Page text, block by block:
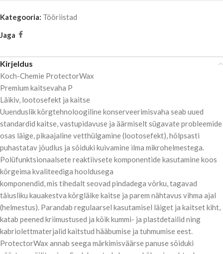
Kategooria: Tööriistad
Jaga
Kirjeldus
Koch-Chemie ProtectorWax
Premium kaitsevaha P
Läikiv, lootosefekt ja kaitse
Uuenduslik kõrgtehnoloogiline konserveerimisvaha seab uued
standardid kaitse, vastupidavuse ja äärmiselt sügavate probleemide
osas läige, pikaajaline vetthülgamine (lootosefekt), hõlpsasti
puhastatav jõudlus ja sõiduki kuivamine ilma mikrohelmestega.
Polüfunktsionaalsete reaktiivsete komponentide kasutamine koos
kõrgeima kvaliteediga hooldusega
komponendid, mis tihedalt seovad pindadega võrku, tagavad
täiusliku kauakestva kõrgläike kaitse ja parem nähtavus vihma ajal
(helmestus). Parandab regulaarsel kasutamisel läiget ja kaitset kiht,
katab peened kriimustused ja kõik kummi- ja plastdetailid ning
kabriolettmaterjalid kaitstud hääbumise ja tuhmumise eest.
ProtectorWax annab seega märkimisväärse panuse sõiduki